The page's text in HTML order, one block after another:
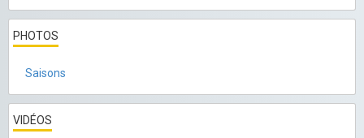
PHOTOS
Saisons
VIDÉOS